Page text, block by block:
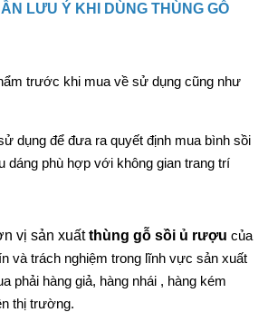
LƯU Ý KHI DÙNG THÙNG GỖ
trước khi mua về sử dụng cũng như
dụng để đưa ra quyết định mua bình sồi
dáng phù hợp với không gian trang trí
vị sản xuấtthùng gỗ sồi ủ rượu của
và trách nghiệm trong lĩnh vực sản xuất
phải hàng giả, hàng nhái , hàng kém
thị trường.